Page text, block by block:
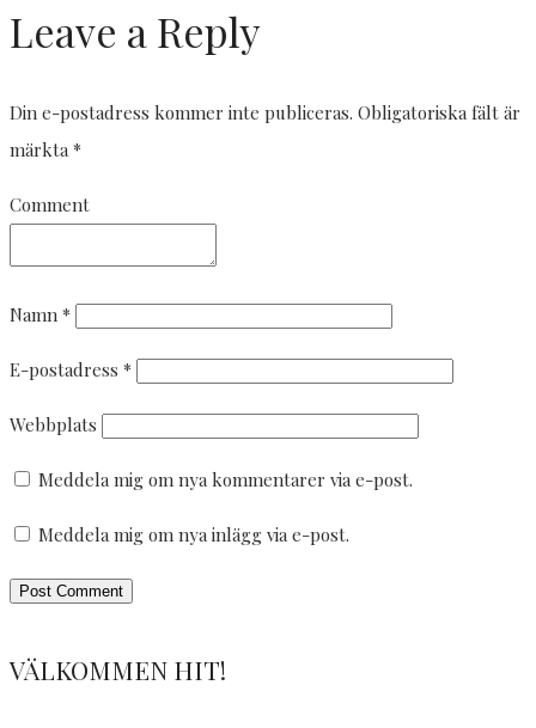
Leave a Reply
Din e-postadress kommer inte publiceras. Obligatoriska fält är
märkta *
Comment
Namn *
E-postadress *
Webbplats
Meddela mig om nya kommentarer via e-post.
Meddela mig om nya inlägg via e-post.
VÄLKOMMEN HIT!